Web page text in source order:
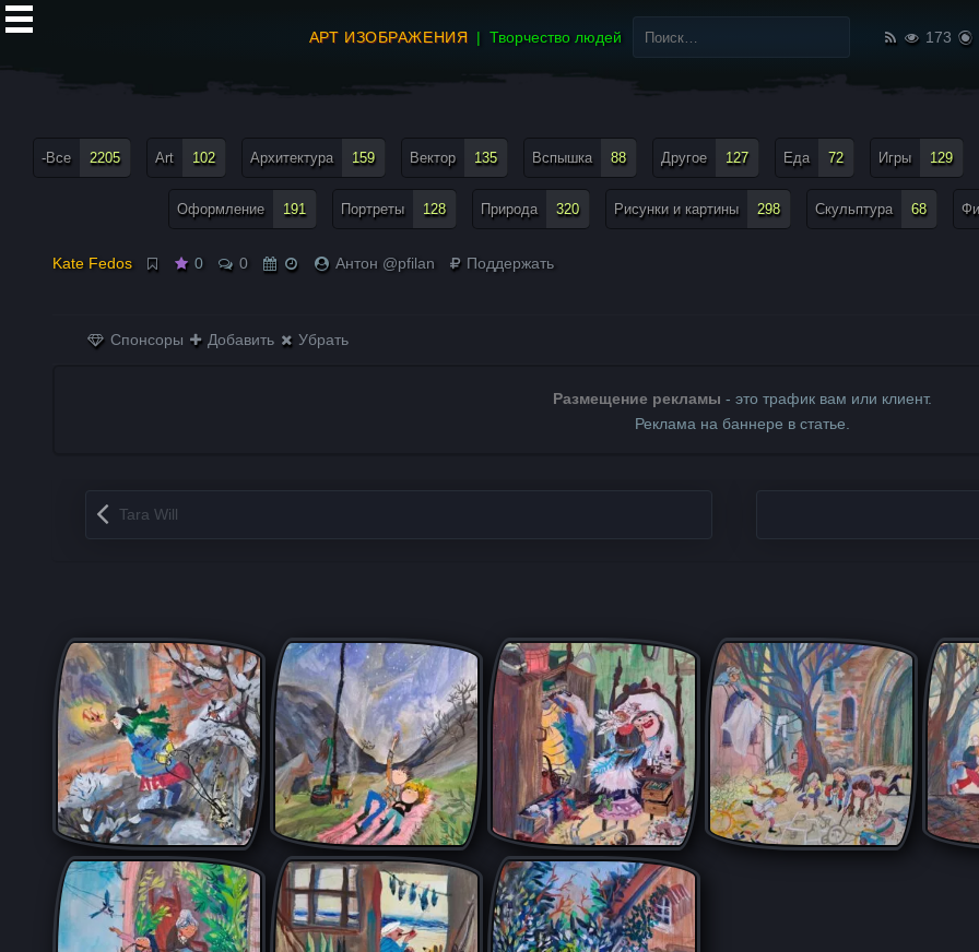
АРТ ИЗОБРАЖЕНИЯ Творчество людей
Найти:
173
-Все 2205 Art 102 Архитектура 159 Вектор 135 Вспышка 88 Другое 127 Еда 72 Игры 129
Оформление 191 Портреты 128 Природа 320 Рисунки и картины 298 Скульптура 68
Kate Fedos 0 0 Антон @pfilan Поддержать
Спонсоры Добавить Убрать
Размещение рекламы - это трафик вам или клиент.
Реклама на баннере в статье.
Запись навигация
Tara Will